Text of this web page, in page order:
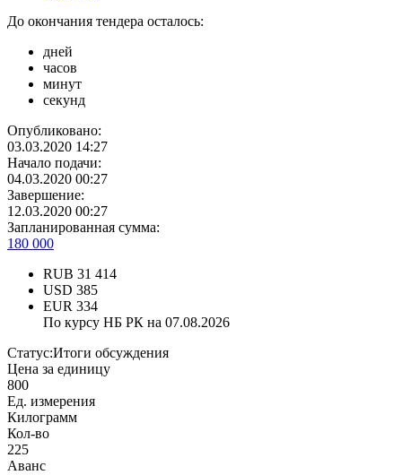
До окончания тендера осталось:
дней
часов
минут
секунд
Опубликовано:
03.03.2020 14:27
Начало подачи:
04.03.2020 00:27
Завершение:
12.03.2020 00:27
Запланированная сумма:
180 000
RUB 31 414
USD 385
EUR 334
По курсу НБ РК на 07.08.2026
Статус:Итоги обсуждения
Цена за единицу
800
Ед. измерения
Килограмм
Кол-во
225
Аванс